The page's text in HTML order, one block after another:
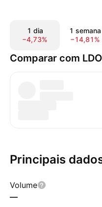
1 dia
−4,73%
1 semana
−14,81%
Comparar com
Principais
Volume
—